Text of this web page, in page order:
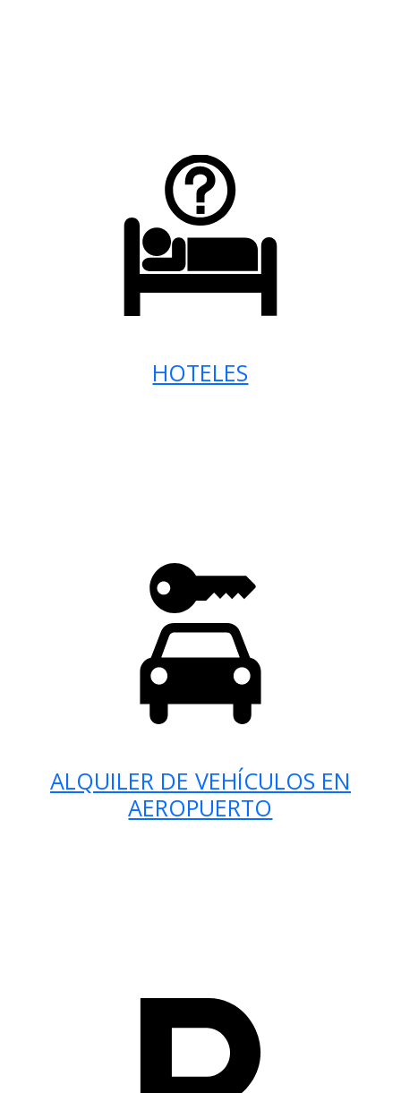
HOTELES
ALQUILER DE VEHÍCULOS EN
AEROPUERTO